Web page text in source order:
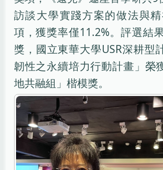
訪談大學實踐方案的做法與
項，獲獎率僅11.2%。評選結
獎，國立東華大學USR深耕型
韌性之永續培力行動計畫」榮
地共融組」楷模獎。